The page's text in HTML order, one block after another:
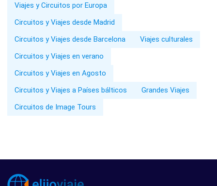
Viajes y Circuitos por Europa
Circuitos y Viajes desde Madrid
Circuitos y Viajes desde Barcelona
Viajes culturales
Circuitos y Viajes en verano
Circuitos y Viajes en Agosto
Circuitos y Viajes a Países bálticos
Grandes Viajes
Circuitos de Image Tours